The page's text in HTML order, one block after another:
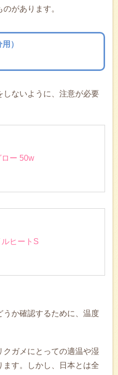
があります。
）
ないように、注意が必要
ロー 50w
ヒートS
うか確認するために、温度
ガメにとっての適温や湿
ます。しかし、日本とは全